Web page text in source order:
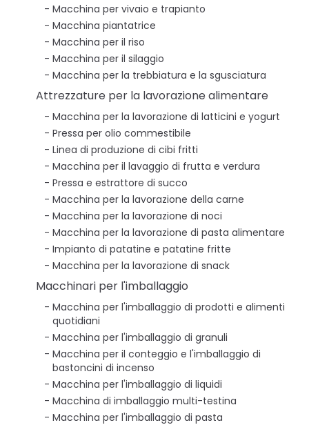
Macchina per vivaio e trapianto
Macchina piantatrice
Macchina per il riso
Macchina per il silaggio
Macchina per la trebbiatura e la sgusciatura
Attrezzature per la lavorazione alimentare
Macchina per la lavorazione di latticini e yogurt
Pressa per olio commestibile
Linea di produzione di cibi fritti
Macchina per il lavaggio di frutta e verdura
Pressa e estrattore di succo
Macchina per la lavorazione della carne
Macchina per la lavorazione di noci
Macchina per la lavorazione di pasta alimentare
Impianto di patatine e patatine fritte
Macchina per la lavorazione di snack
Macchinari per l'imballaggio
Macchina per l'imballaggio di prodotti e alimenti
quotidiani
Macchina per l'imballaggio di granuli
Macchina per il conteggio e l'imballaggio di
bastoncini di incenso
Macchina per l'imballaggio di liquidi
Macchina di imballaggio multi-testina
Macchina per l'imballaggio di pasta